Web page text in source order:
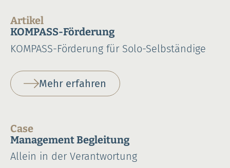
Artikel
KOMPASS-Förderung
KOMPASS-Förderung für Solo-Selbständige
Mehr erfahren
Case
Management Begleitung
Allein in der Verantwortung